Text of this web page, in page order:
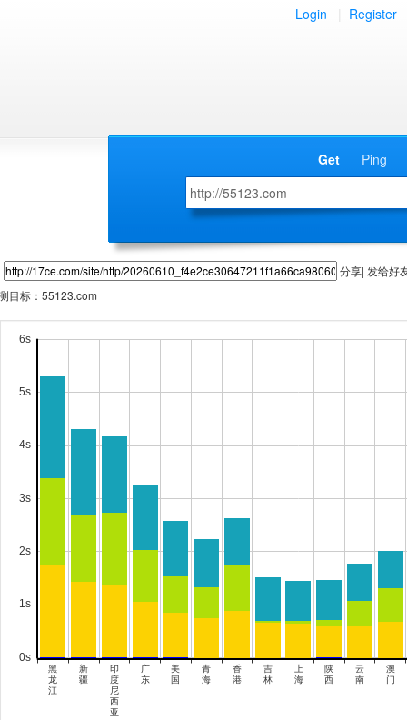
Login Register
Get Ping
分享| 发给好
目标： 55123.com